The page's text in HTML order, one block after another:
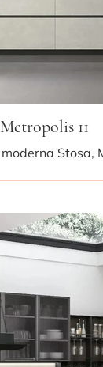
Metropolis 11